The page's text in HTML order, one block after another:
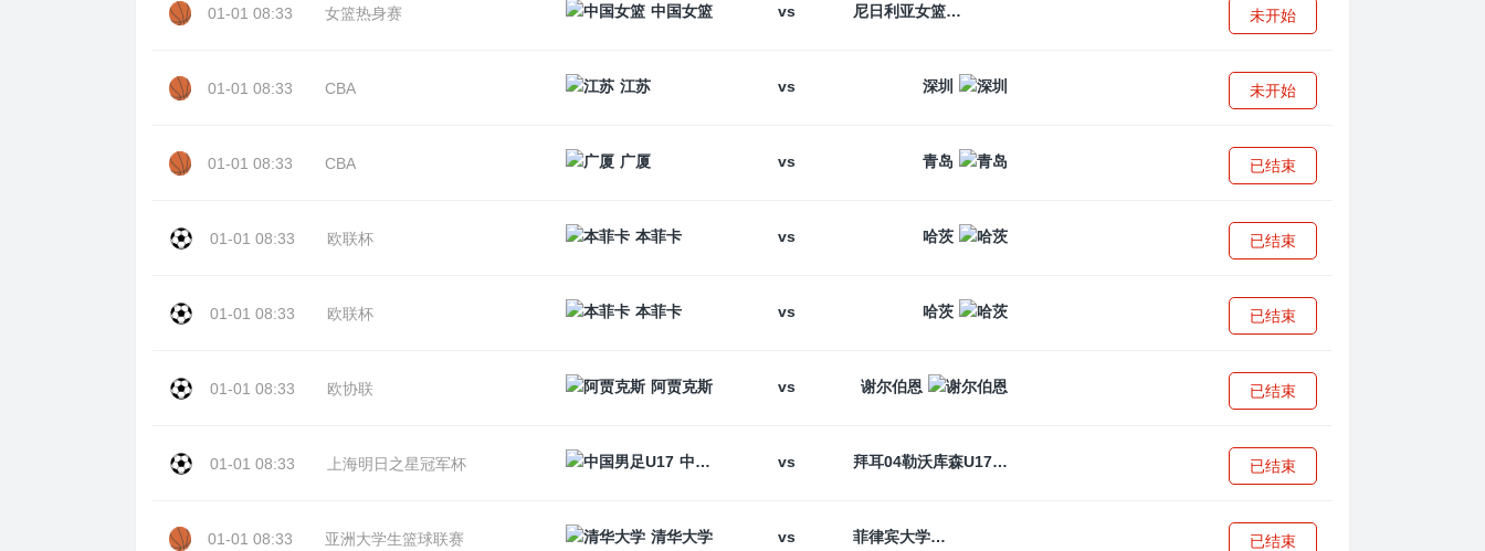
01-01 08:33 女篮热身赛 中国女篮 vs 尼日利亚女篮 未开始
01-01 08:33 CBA 江苏 vs 深圳 未开始
01-01 08:33 CBA 广厦 vs 青岛 已结束
01-01 08:33 欧联杯 本菲卡 vs 哈茨 已结束
01-01 08:33 欧联杯 本菲卡 vs 哈茨 已结束
01-01 08:33 欧协联 阿贾克斯 vs 谢尔伯恩 已结束
01-01 08:33 上海明日之星冠军杯 中国男足U17 vs 拜耳04勒沃库森U17 已结束
01-01 08:33 亚洲大学生篮球联赛 清华大学 vs 菲律宾大学 已结束